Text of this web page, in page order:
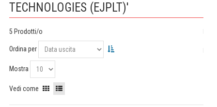
TECHNOLOGIES (EJPLT)'
5 Prodotti/o
Ordina per
Mostra
Vedi come